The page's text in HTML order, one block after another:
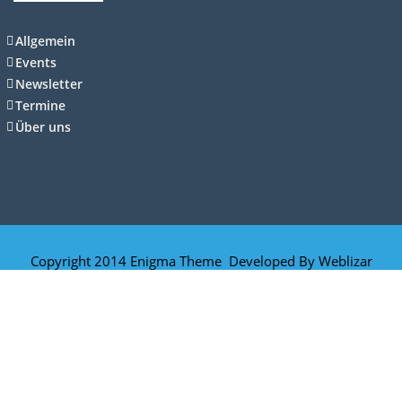
Allgemein
Events
Newsletter
Termine
Über uns
Copyright 2014 Enigma Theme Developed By Weblizar